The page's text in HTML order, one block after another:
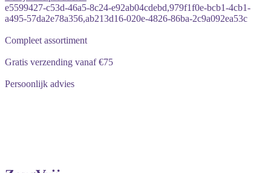
e5599427-c53d-46a5-8c24-e92ab04cdebd,979f1f0e-bcb1-4cb1-
a495-57da2e78a356,ab213d16-020e-4826-86ba-2c9a092ea53c
Compleet assortiment
Gratis verzending vanaf €75
Persoonlijk advies